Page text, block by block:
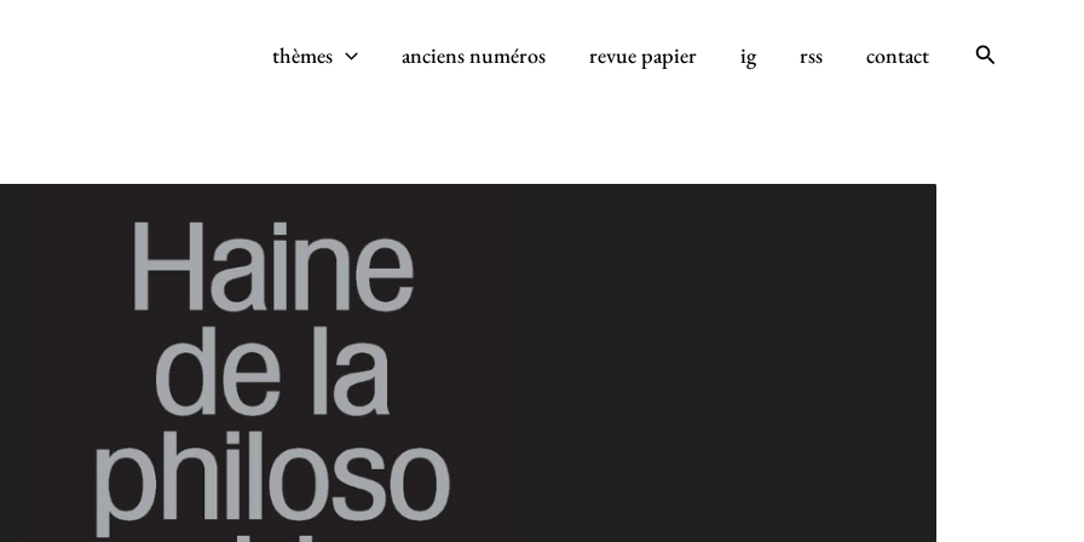
thèmes anciens numéros revue papier ig rss contact Rechercher